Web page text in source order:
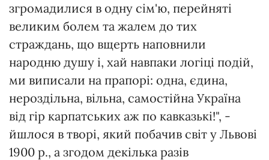
згромадилися в одну сім'ю, перейняті
великим болем та жалем до тих
страждань, що вщерть наповнили
народню душу і, хай навпаки логiці подій,
ми виписали на прапорі: одна, єдина,
нероздільна, вільна, самостійна Україна
від гір карпатських аж по кавказькі!", -
йшлося в творі, який побачив світ у Львові
1900 р., а згодом декілька разів